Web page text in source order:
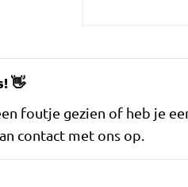
👋
foutje gezien of heb je
contact met ons op.